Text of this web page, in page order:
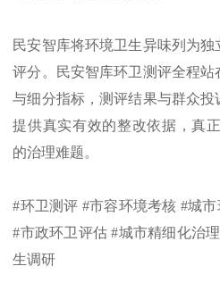
民安智库将环境卫生异味列为
评分。民安智库环卫测评全程
与细分指标，测评结果与群众
提供真实有效的整改依据，真
的治理难题。
#环卫测评 #市容环境考核 #城
#市政环卫评估 #城市精细化治
生调研